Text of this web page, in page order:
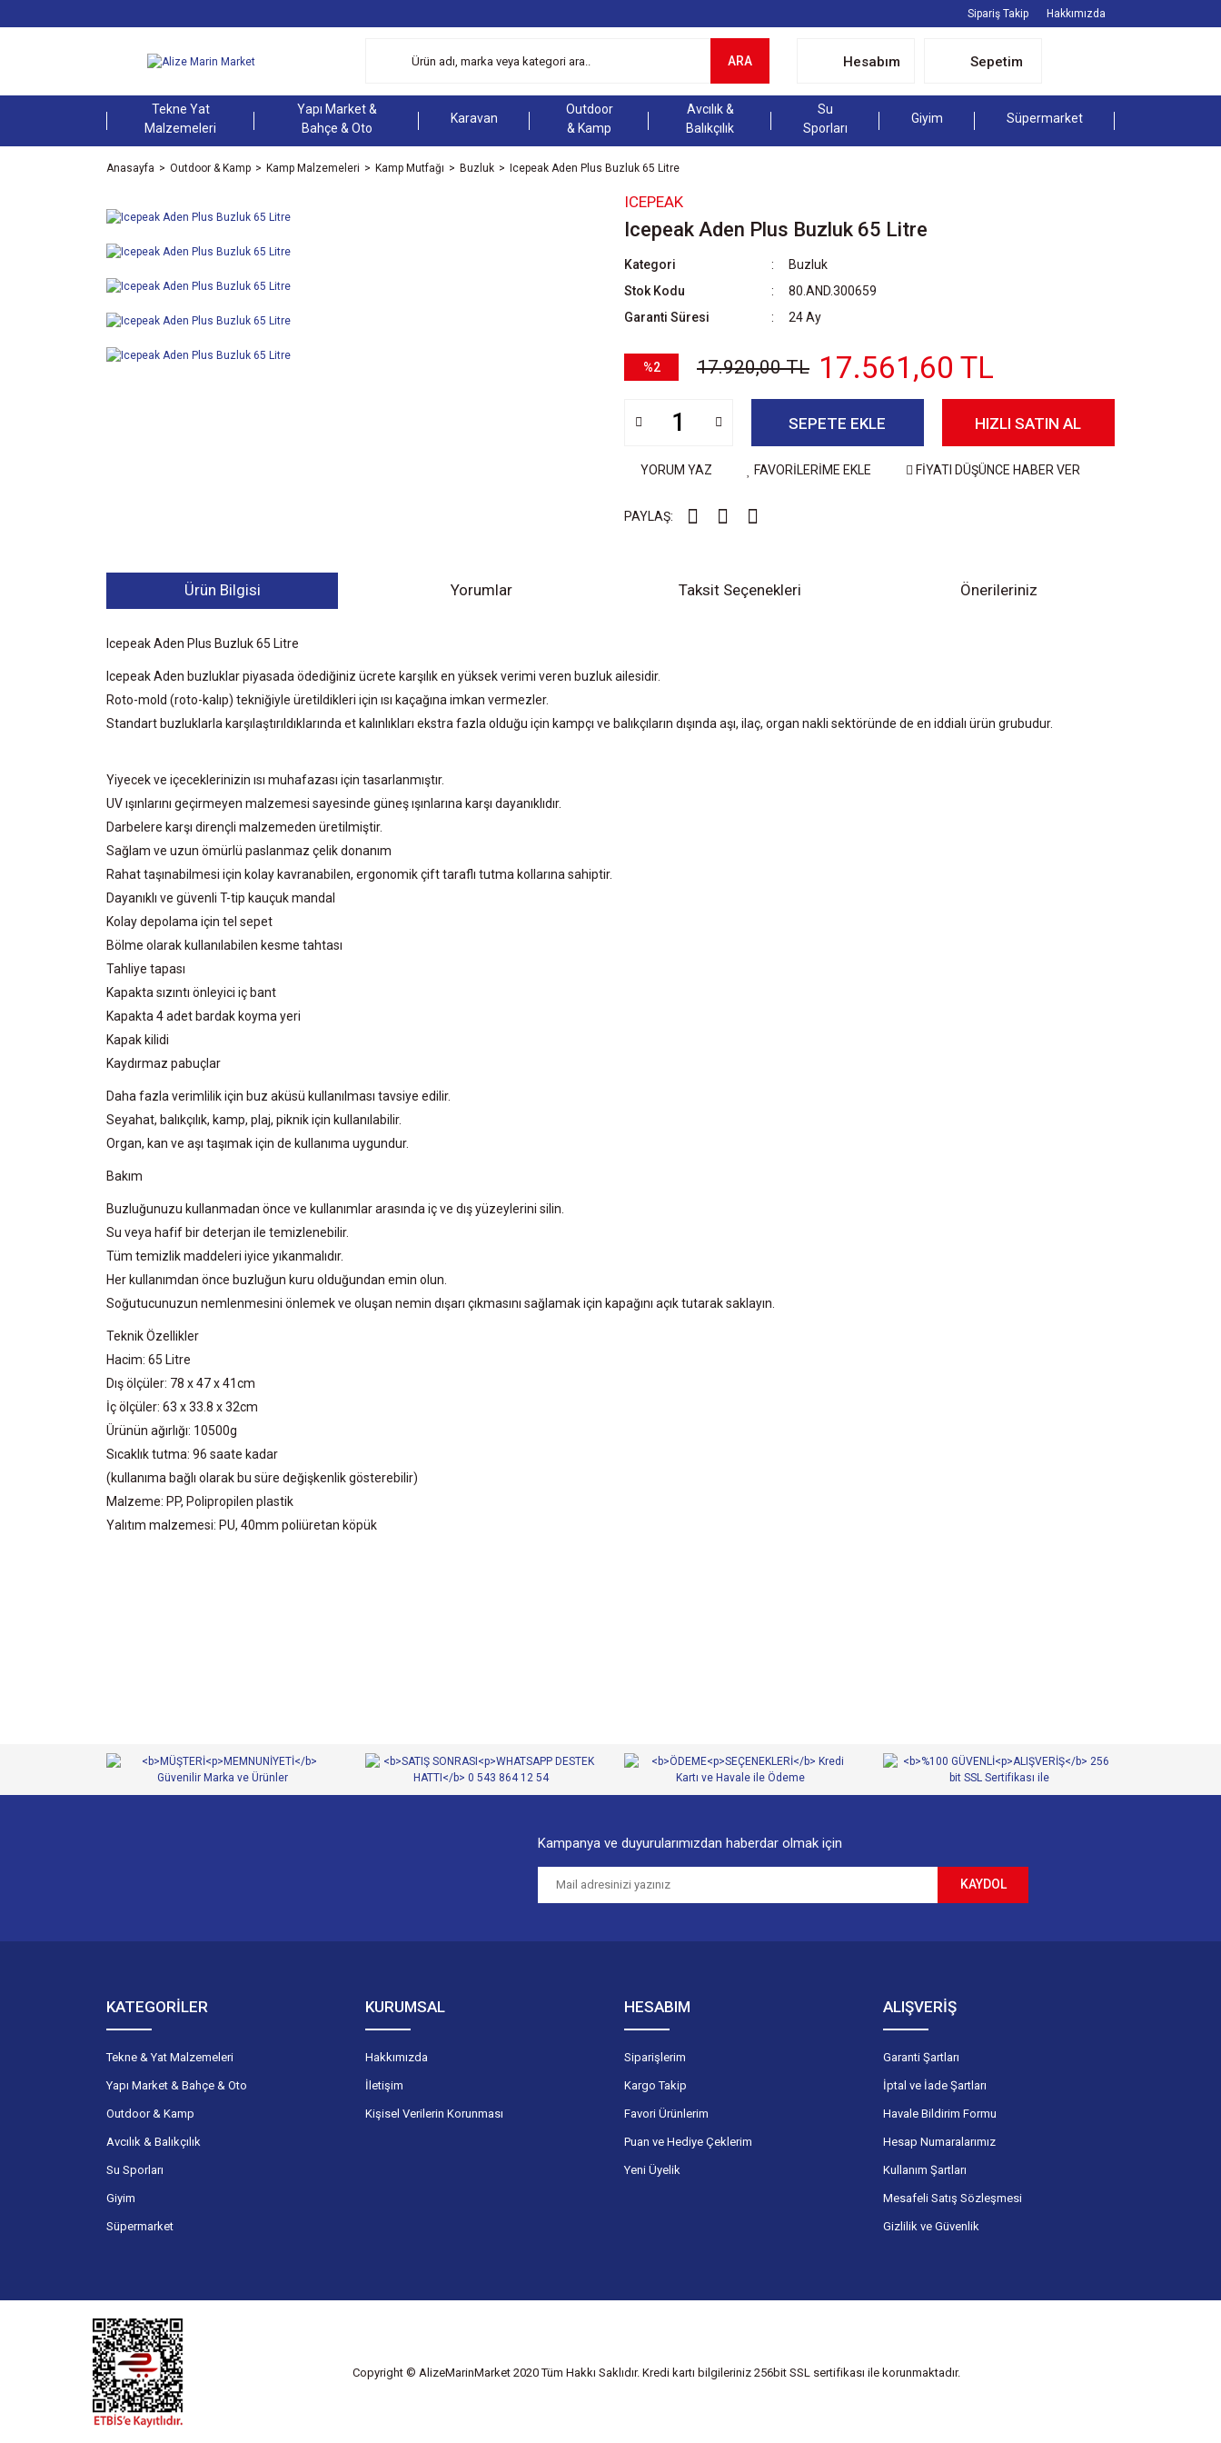
Sipariş Takip Hakkımızda
ARA Hesabım Sepetim
Tekne Yat
Malzemeleri
Yapı Market &
Bahçe & Oto
Karavan
Outdoor
& Kamp
Avcılık &
Balıkçılık
Su
Sporları
Giyim Süpermarket
Anasayfa Outdoor & Kamp Kamp Malzemeleri Kamp Mutfağı Buzluk Icepeak Aden Plus Buzluk 65 Litre
ICEPEAK
Icepeak Aden Plus Buzluk 65 Litre
Kategori
Buzluk
Stok Kodu
80.AND.300659
Garanti Süresi
24 Ay
%2 17.920,00 TL 17.561,60 TL
SEPETE EKLE HIZLI SATIN AL
YORUM YAZ FAVORİLERİME EKLE FİYATI DÜŞÜNCE HABER VER
PAYLAŞ:
Ürün Bilgisi Yorumlar Taksit Seçenekleri Önerileriniz
Icepeak Aden Plus Buzluk 65 Litre
Icepeak Aden buzluklar piyasada ödediğiniz ücrete karşılık en yüksek verimi veren buzluk ailesidir.
Roto-mold (roto-kalıp) tekniğiyle üretildikleri için ısı kaçağına imkan vermezler.
Standart buzluklarla karşılaştırıldıklarında et kalınlıkları ekstra fazla olduğu için kampçı ve balıkçıların dışında aşı, ilaç, organ nakli sektöründe de en iddialı ürün grubudur.
Yiyecek ve içeceklerinizin ısı muhafazası için tasarlanmıştır.
UV ışınlarını geçirmeyen malzemesi sayesinde güneş ışınlarına karşı dayanıklıdır.
Darbelere karşı dirençli malzemeden üretilmiştir.
Sağlam ve uzun ömürlü paslanmaz çelik donanım
Rahat taşınabilmesi için kolay kavranabilen, ergonomik çift taraflı tutma kollarına sahiptir.
Dayanıklı ve güvenli T-tip kauçuk mandal
Kolay depolama için tel sepet
Bölme olarak kullanılabilen kesme tahtası
Tahliye tapası
Kapakta sızıntı önleyici iç bant
Kapakta 4 adet bardak koyma yeri
Kapak kilidi
Kaydırmaz pabuçlar
Daha fazla verimlilik için buz aküsü kullanılması tavsiye edilir.
Seyahat, balıkçılık, kamp, plaj, piknik için kullanılabilir.
Organ, kan ve aşı taşımak için de kullanıma uygundur.
Bakım
Buzluğunuzu kullanmadan önce ve kullanımlar arasında iç ve dış yüzeylerini silin.
Su veya hafif bir deterjan ile temizlenebilir.
Tüm temizlik maddeleri iyice yıkanmalıdır.
Her kullanımdan önce buzluğun kuru olduğundan emin olun.
Soğutucunuzun nemlenmesini önlemek ve oluşan nemin dışarı çıkmasını sağlamak için kapağını açık tutarak saklayın.
Teknik Özellikler
Hacim: 65 Litre
Dış ölçüler: 78 x 47 x 41cm
İç ölçüler: 63 x 33.8 x 32cm
Ürünün ağırlığı: 10500g
Sıcaklık tutma: 96 saate kadar
(kullanıma bağlı olarak bu süre değişkenlik gösterebilir)
Malzeme: PP, Polipropilen plastik
Yalıtım malzemesi: PU, 40mm poliüretan köpük
Ürün fiyatı diğer sitelerden daha pahalı.
Bu ürüne benzer farklı alternatifler olmalı.
Kampanya ve duyurularımızdan haberdar olmak için
KAYDOL
KATEGORİLER
Tekne & Yat Malzemeleri
Yapı Market & Bahçe & Oto
Outdoor & Kamp
Avcılık & Balıkçılık
Su Sporları
Giyim
Süpermarket
KURUMSAL
Hakkımızda
İletişim
Kişisel Verilerin Korunması
HESABIM
Siparişlerim
Kargo Takip
Favori Ürünlerim
Puan ve Hediye Çeklerim
Yeni Üyelik
ALIŞVERİŞ
Garanti Şartları
İptal ve İade Şartları
Havale Bildirim Formu
Hesap Numaralarımız
Kullanım Şartları
Mesafeli Satış Sözleşmesi
Gizlilik ve Güvenlik
Copyright © AlizeMarinMarket 2020 Tüm Hakkı Saklıdır. Kredi kartı bilgileriniz 256bit SSL sertifikası ile korunmaktadır.